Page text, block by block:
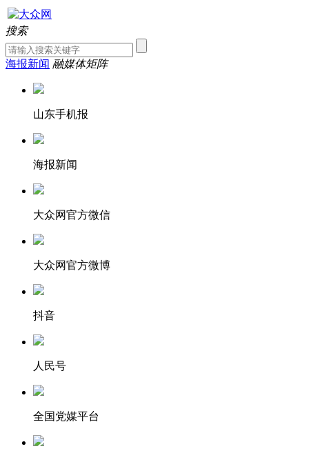
搜索
海报新闻 融媒体矩阵
山东手机报
海报新闻
大众网官方微信
大众网官方微博
抖音
人民号
全国党媒平台